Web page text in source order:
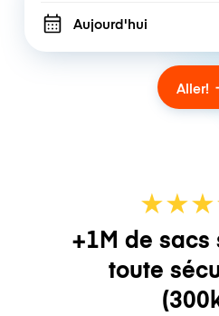
Aujourd'hui
Aller!
★★★
+1M de sacs
toute